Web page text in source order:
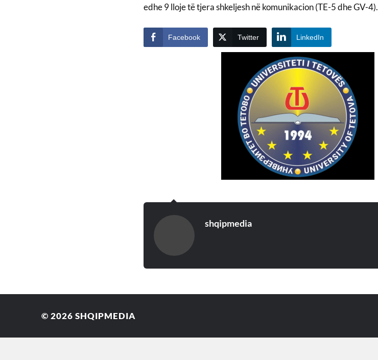
edhe 9 lloje të tjera shkeljesh në komunikacion (TE-5 dhe GV-4).
Facebook Twitter LinkedIn
shqipmedia
© 2026 SHQIPMEDIA